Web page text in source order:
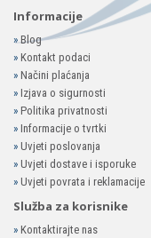
Informacije
»Blog
» Kontakt podaci
» Načini plaćanja
» Izjava o sigurnosti
» Politika privatnosti
» Informacije o tvrtki
» Uvjeti poslovanja
» Uvjeti dostave i isporuke
» Uvjeti povrata i reklamacije
Služba za korisnike
» Kontaktirajte nas